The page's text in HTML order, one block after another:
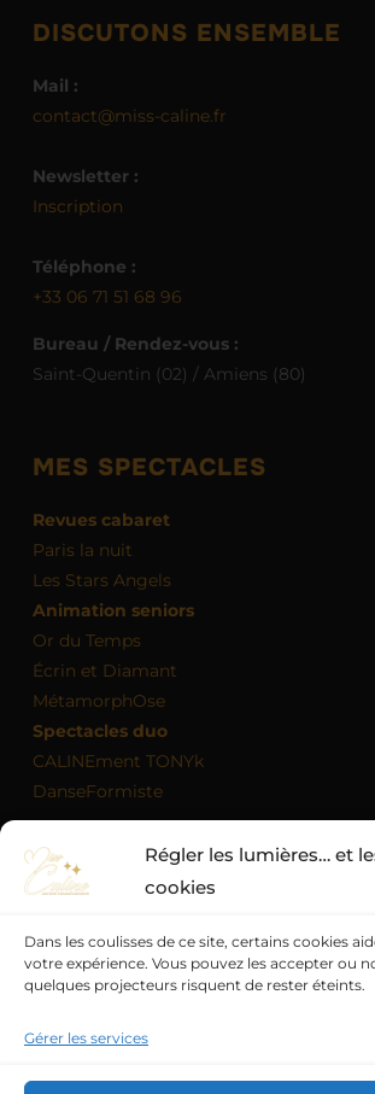
Régler les lumières… et
cookies
Dans les coulisses de ce site, certains cookies
votre expérience. Vous pouvez les accepter ou
quelques projecteurs risquent de rester éteints.
Gérer les services
DISCUTONS ENSEMBLE
Mail :
contact@miss-caline.fr
Newsletter :
Inscription
Téléphone :
+33 06 71 51 68 96
Bureau / Rendez-vous :
Saint-Quentin (02) / Amiens (80)
MES SPECTACLES
Revues cabaret
Paris la nuit
Les Stars Angels
Animation seniors
Or du Temps
Écrin et Diamant
MétamorphOse
Spectacles duo
CALINEment TONYk
DanseFormiste
MON AGENDA
Politique de cookies (UE)
Quand la scène devient